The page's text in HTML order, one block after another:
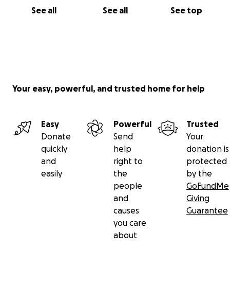
See all See all See top
Your easy, powerful, and trusted home for help
Easy
Donate
quickly
and
easily
Powerful
Send
help
right to
the
people
and
causes
you care
about
Trusted
Your
donation is
protected
by the
GoFundMe
Giving
Guarantee